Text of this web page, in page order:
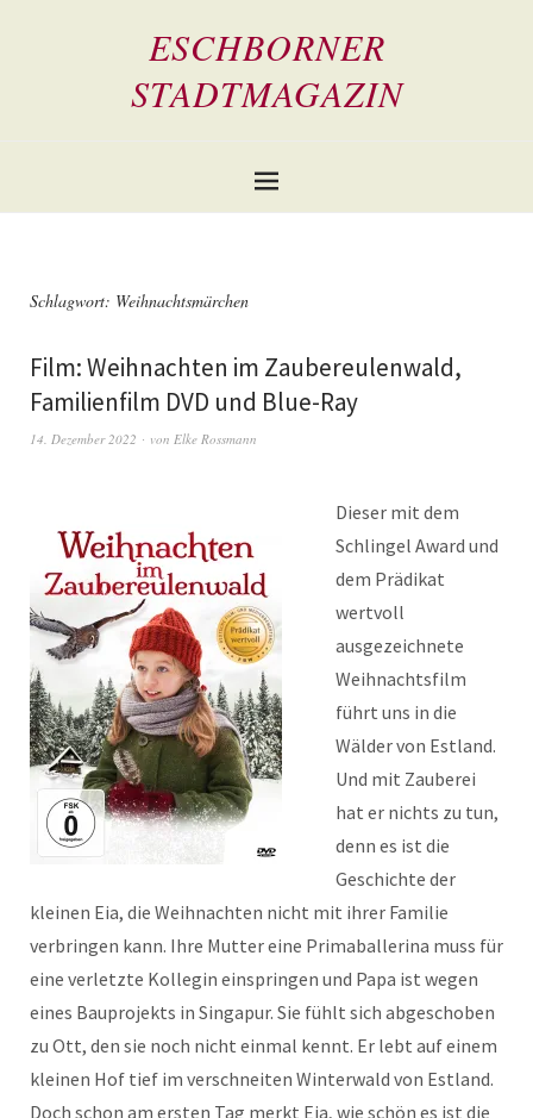
ESCHBORNER
STADTMAGAZIN
Schlagwort: Weihnachtsmärchen
Film: Weihnachten im Zaubereulenwald,
Familienfilm DVD und Blue-Ray
14. Dezember 2022 von Elke Rossmann
Dieser mit dem
Schlingel Award und
dem Prädikat
wertvoll
ausgezeichnete
Weihnachtsfilm
führt uns in die
Wälder von Estland.
Und mit Zauberei
hat er nichts zu tun,
denn es ist die
Geschichte der
kleinen Eia, die Weihnachten nicht mit ihrer Familie
verbringen kann. Ihre Mutter eine Primaballerina muss für
eine verletzte Kollegin einspringen und Papa ist wegen
eines Bauprojekts in Singapur. Sie fühlt sich abgeschoben
zu Ott, den sie noch nicht einmal kennt. Er lebt auf einem
kleinen Hof tief im verschneiten Winterwald von Estland.
Doch schon am ersten Tag merkt Eia, wie schön es ist die